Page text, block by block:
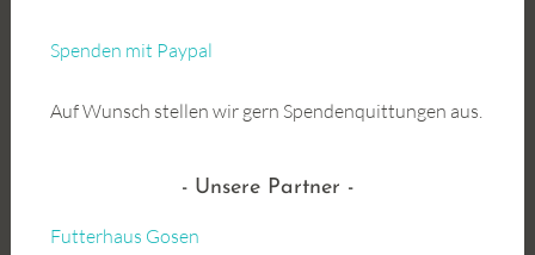
Spenden mit Paypal
Auf Wunsch stellen wir gern Spendenquittungen aus.
Unsere Partner
Futterhaus Gosen